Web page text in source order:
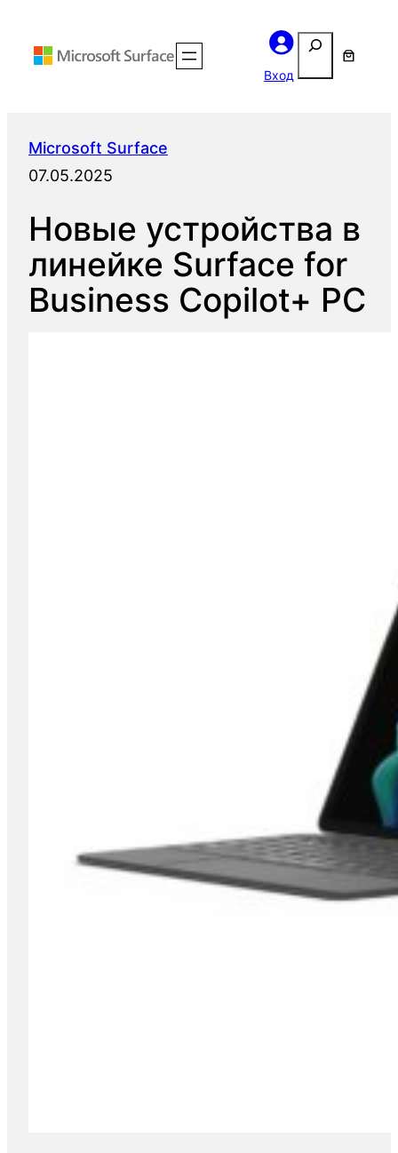
Вход
Поиск
Microsoft Surface
07.05.2025
Новые устройства в
линейке Surface for
Business Copilot+ PC